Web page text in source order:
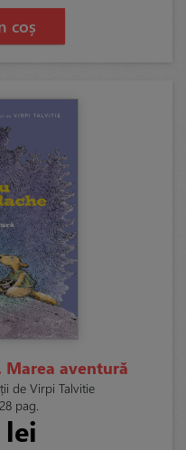
coș
Marea aventură
de Virpi Talvitie
pag.
lei